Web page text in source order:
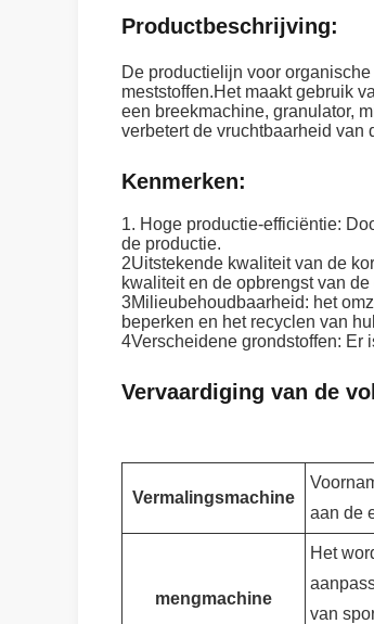
Productbeschrijving:
De productielijn voor
meststoffen.Het maakt gebruik
een breekmachine, granulator,
verbetert de vruchtbaarheid van
Kenmerken:
1. Hoge productie-efficiëntie:
de productie.
2Uitstekende kwaliteit van de
kwaliteit en de opbrengst van
3Milieubehoudbaarheid: het
beperken en het recyclen van
4Verscheidene grondstoffen: Er
Vervaardiging van de
Vermalingsmachine
aan de
mengmachine
Het
van